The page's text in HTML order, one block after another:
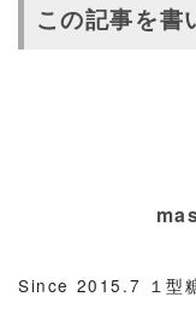
この記事を書
Since 2015.7 １型